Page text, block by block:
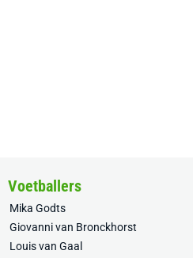
Voetballers
Mika Godts
Giovanni van Bronckhorst
Louis van Gaal